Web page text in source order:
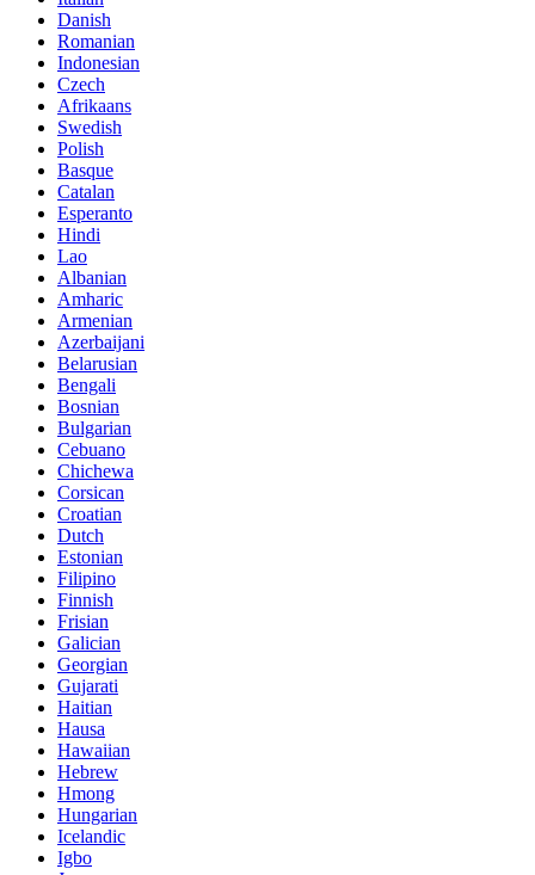
Danish
Romanian
Indonesian
Czech
Afrikaans
Swedish
Polish
Basque
Catalan
Esperanto
Hindi
Lao
Albanian
Amharic
Armenian
Azerbaijani
Belarusian
Bengali
Bosnian
Bulgarian
Cebuano
Chichewa
Corsican
Croatian
Dutch
Estonian
Filipino
Finnish
Frisian
Galician
Georgian
Gujarati
Haitian
Hausa
Hawaiian
Hebrew
Hmong
Hungarian
Icelandic
Igbo